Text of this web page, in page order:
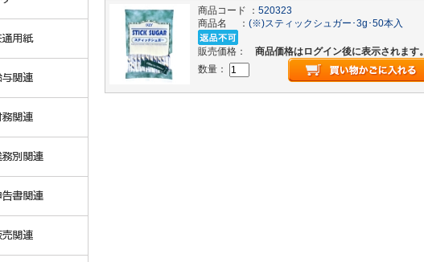
商品コード ： 520323
商品名 ： (※)スティックシュガー･3g･50本入
販売価格：
商品価格はログイン後に表示されます。
数量：